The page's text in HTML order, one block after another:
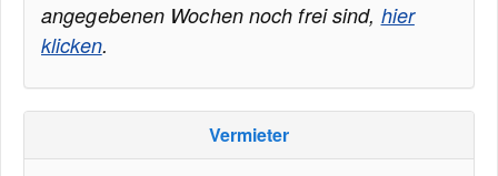
angegebenen Wochen noch frei sind, hier
klicken.
Vermieter